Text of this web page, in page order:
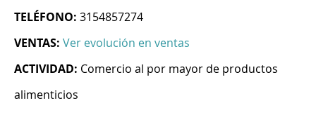
TELÉFONO: 3154857274
VENTAS: Ver evolución en ventas
ACTIVIDAD: Comercio al por mayor de productos
alimenticios